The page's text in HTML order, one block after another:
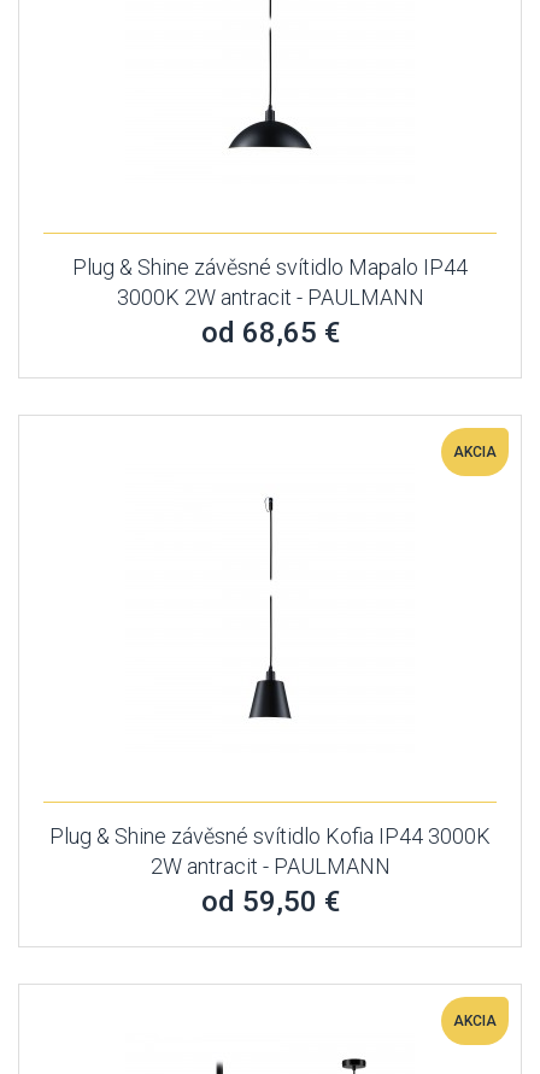
Plug & Shine závěsné svítidlo Mapalo IP44
3000K 2W antracit - PAULMANN
od 68,65 €
AKCIA
Plug & Shine závěsné svítidlo Kofia IP44 3000K
2W antracit - PAULMANN
od 59,50 €
AKCIA